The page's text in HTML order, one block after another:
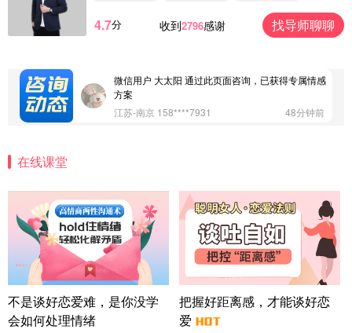
4.7分 收到2796感谢 找导师聊聊
微信用户 Vnno 通过此页面咨询，已获得专属情感方
微信用户 大太阳 通过此页面咨询，已获得专属情感
方案
江苏-南京 158****7931
48分钟前
情感方案
北京-朝阳 151****3189
22分钟前
微信用户 巧?媚儿 通过此页面咨询，已获得专属情感
方案
上海-浦东 177****9074
56分钟前
微信用户 Liberty 通过此页面咨询，已获得专属情感
方案
广东-广州 188****5632
在线课堂
不是谈好恋爱难，是你没学
会如何处理情绪
把握好距离感，才能谈好恋
爱